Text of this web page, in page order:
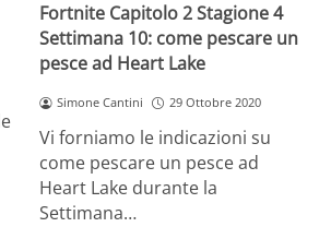
Fortnite Capitolo 2 Stagione 4
Settimana 10: come pescare un
pesce ad Heart Lake
Simone Cantini 29 Ottobre 2020
Vi forniamo le indicazioni su
come pescare un pesce ad
Heart Lake durante la
Settimana…